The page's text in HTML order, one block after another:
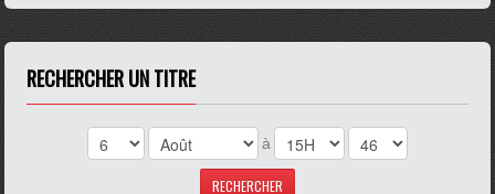
RECHERCHER UN TITRE
à